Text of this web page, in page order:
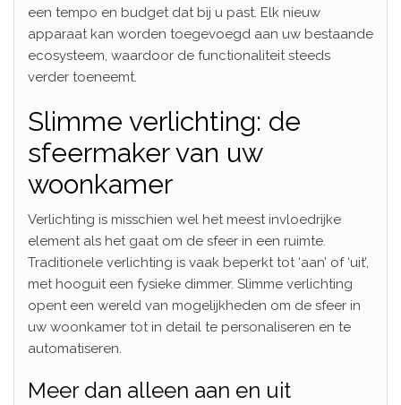
een tempo en budget dat bij u past. Elk nieuw
apparaat kan worden toegevoegd aan uw bestaande
ecosysteem, waardoor de functionaliteit steeds
verder toeneemt.
Slimme verlichting: de
sfeermaker van uw
woonkamer
Verlichting is misschien wel het meest invloedrijke
element als het gaat om de sfeer in een ruimte.
Traditionele verlichting is vaak beperkt tot ‘aan’ of ‘uit’,
met hooguit een fysieke dimmer. Slimme verlichting
opent een wereld van mogelijkheden om de sfeer in
uw woonkamer tot in detail te personaliseren en te
automatiseren.
Meer dan alleen aan en uit